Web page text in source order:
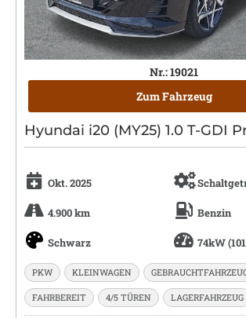
Nr.: 19021
Zum Fahrzeug
Okt. 2025
4.900 km Benzin
Schwarz 74kW
PKW KLEINWAGEN
FAHRBEREIT 4/5 TÜREN LAGERFAHRZEUG